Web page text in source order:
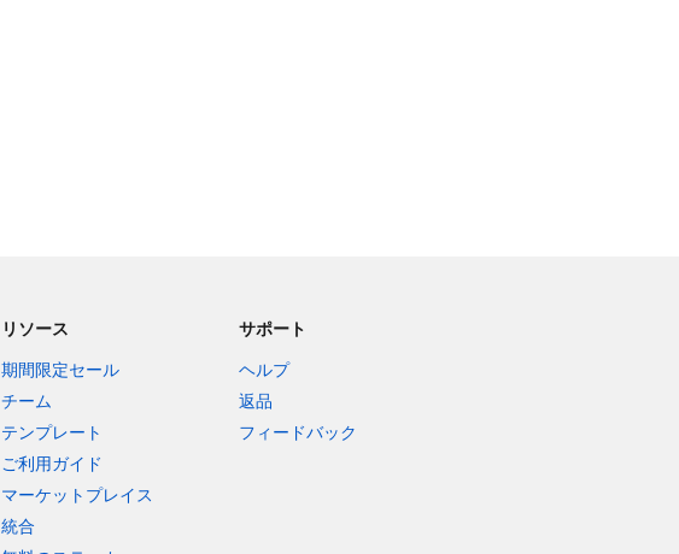
リソース
期間限定セール
チーム
テンプレート
ご利用ガイド
マーケットプレイス
統合
サポート
ヘルプ
返品
フィードバック